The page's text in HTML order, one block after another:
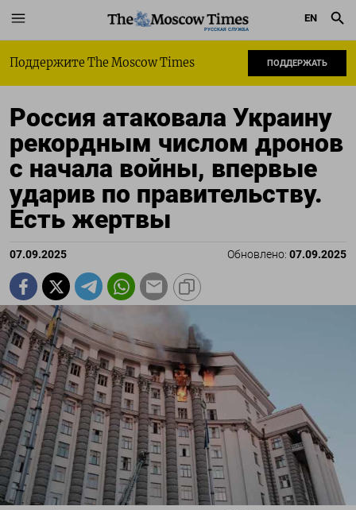
РУССКАЯ СЛУЖБА
EN
Поддержите The Moscow Times ПОДДЕРЖАТЬ
Россия атаковала Украину
рекордным числом дронов
с начала войны, впервые
ударив по правительству.
Есть жертвы
07.09.2025 Обновлено: 07.09.2025